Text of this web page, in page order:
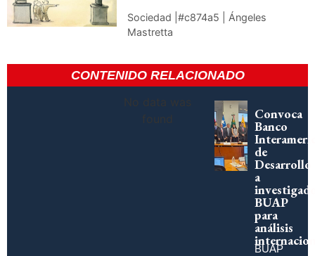
Sociedad |#c874a5 | Ángeles
Mastretta
CONTENIDO RELACIONADO
No data was
found
Convoca
Banco
de
Desarrollo
a
BUAP
para
análisis
BUAP